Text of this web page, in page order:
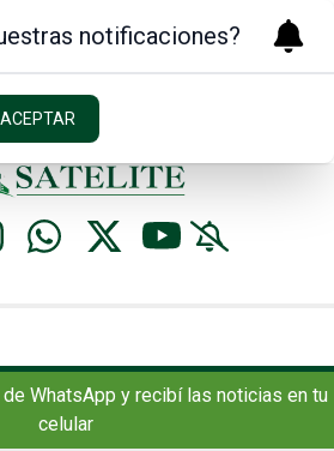
17.7ºc | Concordia, AR
WhatsApp y recibí las noticias en tu
celular
notificaciones?
ACEPTAR